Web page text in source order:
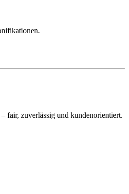
fair, zuverlässig und kundenorientiert.